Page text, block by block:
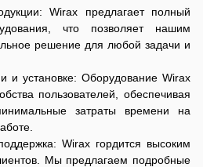
Wirax предлагает полный
что позволяет нашим
решение для любой задачи и
и установке: Оборудование Wirax
пользователей, обеспечивая
затраты времени на
Wirax гордится высоким
Мы предлагаем подробные